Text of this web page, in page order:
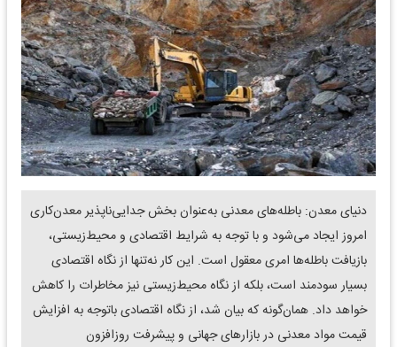
دنیای معدن: باطله‌های‌ معدنی‌ به‌عنوان‌ بخش‌ جدایی‌ناپذیر معدن‌کاری‌
امروز ایجاد می‌‌شود و با توجه‌ به‌ شرایط‌ اقتصادی ‌و محیط‌زیستی‌،
بازیافت‌ باطله‌ها امری‌ معقول‌ است‌. این‌ کار نه‌تنها از نگاه‌ اقتصادی‌
بسیار سودمند است‌، بلکه‌ از نگاه‌ محیط‌زیستی نیز مخاطرات‌ را کاهش‌
خواهد داد. همان‌گونه‌ که‌ بیان‌ شد، از نگاه‌ اقتصادی ‌باتوجه‌ به‌ افزایش‌
قیمت‌ مواد معدنی‌ در بازارهای‌ جهانی‌ و پیشرفت‌ روزافزون‌